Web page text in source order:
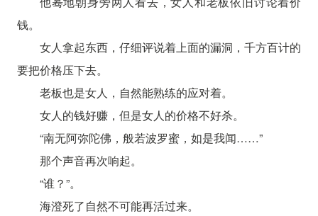
钱。
女人拿起东西，仔细评说着上面的漏洞，千方百计的
要把价格压下去。
老板也是女人，自然能熟练的应对着。
女人的钱好赚，但是女人的价格不好杀。
“南无阿弥陀佛，般若波罗蜜，如是我闻……”
那个声音再次响起。
“谁？”。
海澄死了自然不可能再活过来。